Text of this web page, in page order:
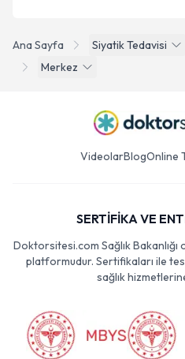
Ana Sayfa Siyatik Tedavisi
Merkez
VideolarBlogOnline
SERTİFİKA VE
Doktorsitesi.com Sağlık Bakanlığı
platformudur. Sertifikaları ile
sağlık